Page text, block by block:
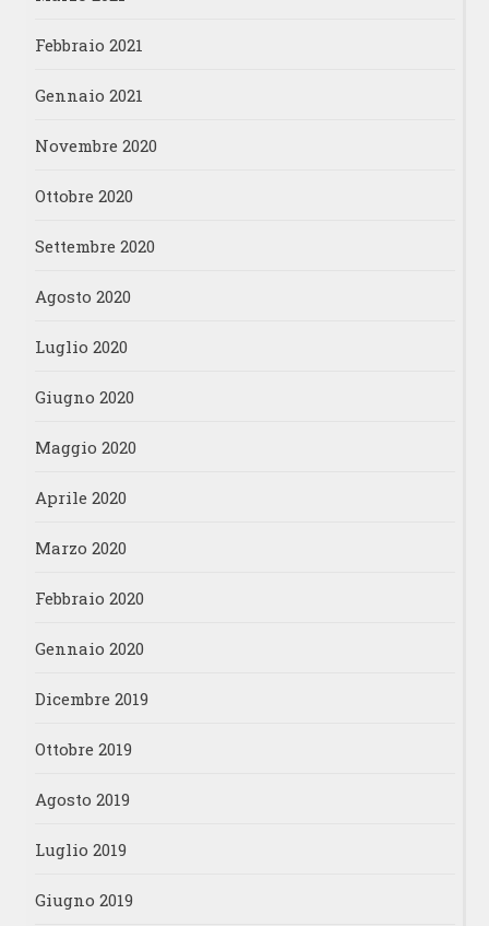
Febbraio 2021
Gennaio 2021
Novembre 2020
Ottobre 2020
Settembre 2020
Agosto 2020
Luglio 2020
Giugno 2020
Maggio 2020
Aprile 2020
Marzo 2020
Febbraio 2020
Gennaio 2020
Dicembre 2019
Ottobre 2019
Agosto 2019
Luglio 2019
Giugno 2019